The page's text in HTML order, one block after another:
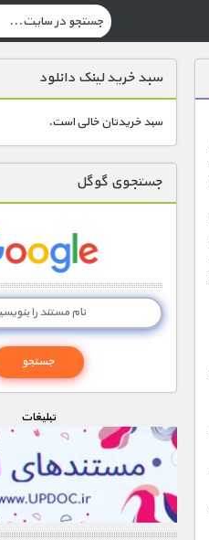
سبد خرید لینک دانلود
سبد خریدتان خالی است.
جستجوی گوگل
تبليغات